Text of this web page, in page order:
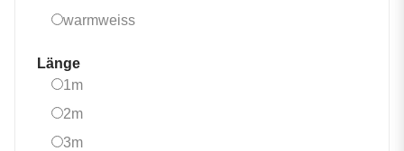
warmweisswarmweiss
Länge
1m1m
2m2m
3m3m